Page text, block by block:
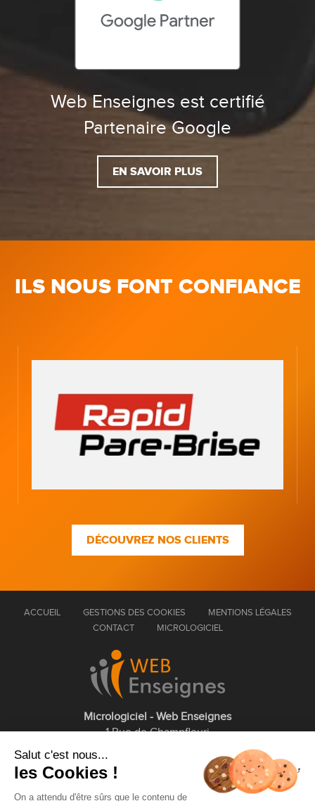
Web Enseignes est certifié
Partenaire Google
EN SAVOIR PLUS
ILS NOUS FONT CONFIANCE
DÉCOUVREZ NOS CLIENTS
ACCUEIL GESTIONS DES COOKIES
MENTIONS LÉGALES
CONTACT
MICROLOGICIEL
Micrologiciel - Web Enseignes
1 Rue de Champfleuri
01 75 43 63 60
Salut c'est nous...
les Cookies !
On a attendu d'être sûrs que le contenu de